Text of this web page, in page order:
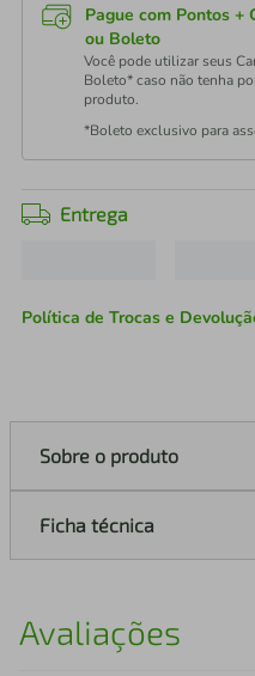
Pague com Pontos +
ou Boleto
Você pode utilizar seus
Boleto* caso não tenha
produto.
*Boleto exclusivo para
Entrega
Política de Trocas e
Sobre o produto
Ficha técnica
Avaliações